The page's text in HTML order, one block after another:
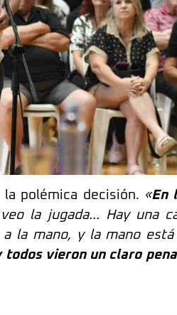
polémica decisión. «En
la jugada… Hay una
la mano, y la mano está
vieron un claro